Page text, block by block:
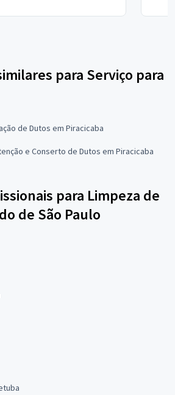
para Serviço para
de Dutos em Piracicaba
e Conserto de Dutos em Piracicaba
para Limpeza de
de São Paulo